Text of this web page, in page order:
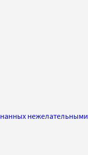
нежелательными